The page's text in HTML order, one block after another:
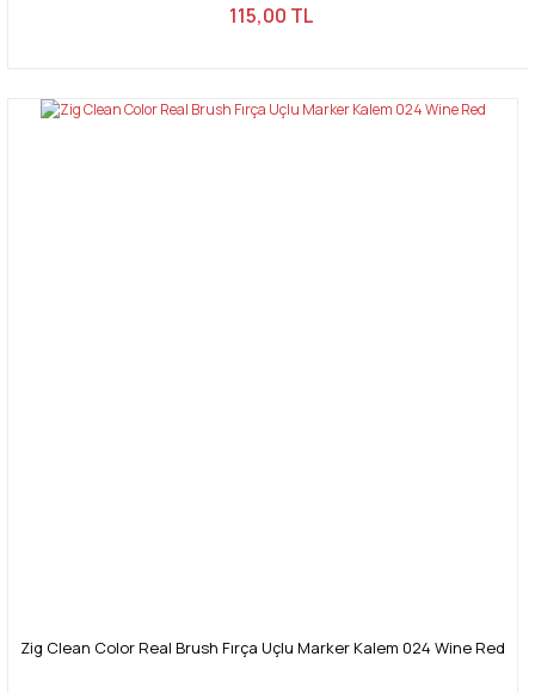
115,00 TL
Zig Clean Color Real Brush Fırça Uçlu Marker Kalem 024 Wine Red